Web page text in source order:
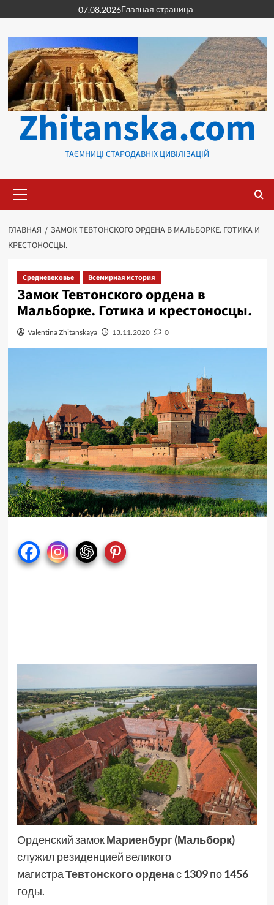
к
содержимому
07.08.2026Главная страница
Zhitanska.com
ТАЄМНИЦІ СТАРОДАВНІХ ЦИВІЛІЗАЦІЙ
меню
ГЛАВНАЯ
ЗАМОК ТЕВТОНСКОГО ОРДЕНА В МАЛЬБОРКЕ. ГОТИКА И
КРЕСТОНОСЦЫ.
Средневековье Всемирная история
Замок Тевтонского ордена в
Мальборке. Готика и крестоносцы.
Valentina Zhitanskaya 13.11.2020 0
Орденский замокМариенбург (Мальборк)
служил резиденцией великого
магистраТевтонского орденас1309по1456
годы.